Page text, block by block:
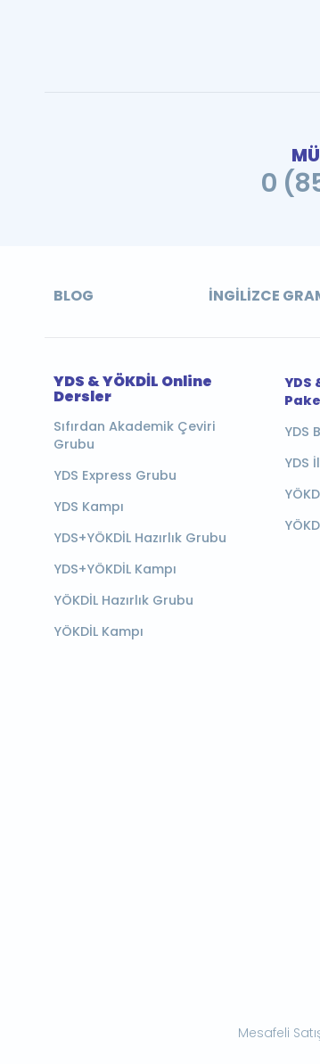
0
BLOG İNGILIZCE
YDS & YÖKDİL Online
Dersler
Sıfırdan Akademik Çeviri
Grubu
YDS Express Grubu
YDS Kampı
YDS+YÖKDİL Hazırlık Grubu
YDS+YÖKDİL Kampı
YÖKDİL Hazırlık Grubu
YÖKDİL Kampı
YDS
YDS
YDS
Mesafeli